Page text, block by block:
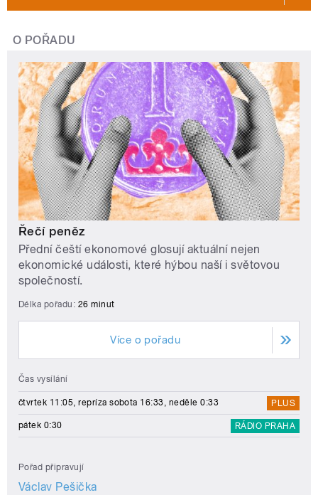
O POŘADU
Řečí peněz
Přední čeští ekonomové glosují aktuální nejen
ekonomické události, které hýbou naší i světovou
společností.
Délka pořadu: 26 minut
Více o pořadu
Čas vysílání
čtvrtek 11:05, repríza sobota 16:33, neděle 0:33 PLUS
pátek 0:30 RÁDIO PRAHA
Pořad připravují
Václav Pešička